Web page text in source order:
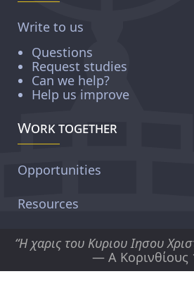
Write to us
Questions
Request studies
Can we help?
Help us improve
Work together
Opportunities
Resources
“Η χαρις του Κυριου Ιησου
— Α Κορινθίους